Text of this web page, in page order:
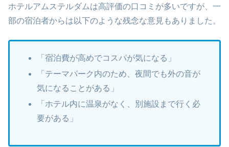
ホテルアムステルダムは高評価の口コミが多いですが、一
部の宿泊者からは以下のような残念な意見もありました。
「宿泊費が高めでコスパが気になる」
「テーマパーク内のため、夜間でも外の音が
気になることがある」
「ホテル内に温泉がなく、別施設まで行く必
要がある」